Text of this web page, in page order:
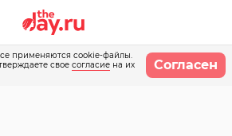
применяются cookie-файлы.
свое согласие на их
Согласен